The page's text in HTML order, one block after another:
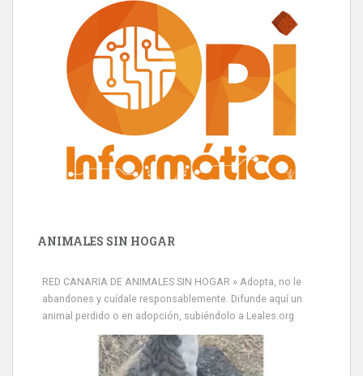
ANIMALES SIN HOGAR
RED CANARIA DE ANIMALES SIN HOGAR » Adopta, no le
abandones y cuídale responsablemente. Difunde aquí un
animal perdido o en adopción, subiéndolo a Leales.org